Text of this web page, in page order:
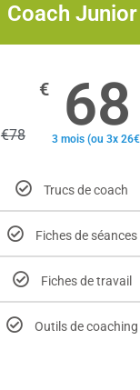
Coach Junior
€78
€ 68
3 mois (ou 3x
Trucs de coach
Fiches de séances
Fiches de travail
Outils de coaching